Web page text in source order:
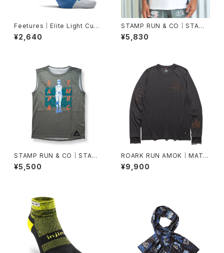
Feetures｜Elite Light Cush
ion Quarter -Blue Track
¥2,640
STAMP RUN & CO｜STAMP
GRAPHIC RUN TEE (TWO C
ATS)(White)
¥5,830
STAMP RUN & CO｜STAMP
GRAPHIC TANK (FINISHER)
¥5,500
ROARK RUN AMOK｜MATHI
S ACTIVE LS col.ONYX
¥9,900